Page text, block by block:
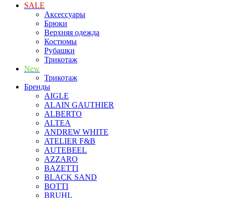
SALE
Аксессуары
Брюки
Верхняя одежда
Костюмы
Рубашки
Трикотаж
New
Трикотаж
Бренды
AIGLE
ALAIN GAUTHIER
ALBERTO
ALTEA
ANDREW WHITE
ATELIER F&B
AUTEBEEL
AZZARO
BAZETTI
BLACK SAND
BOTTI
BRUHL